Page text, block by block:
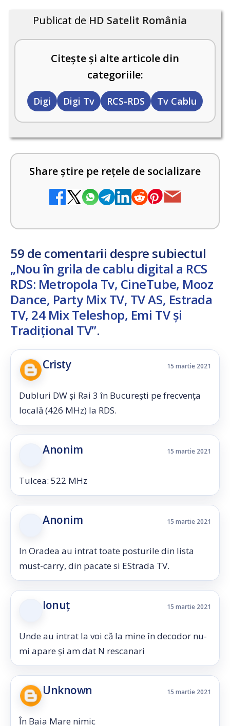
Publicat de HD Satelit România
Citește și alte articole din
categoriile:
Digi Digi Tv RCS-RDS Tv Cablu
Share știre pe rețele de socializare
59 de comentarii despre subiectul
„Nou în grila de cablu digital a RCS
RDS: Metropola Tv, CineTube, Mooz
Dance, Party Mix TV, TV AS, Estrada
TV, 24 Mix Teleshop, Emi TV şi
Tradițional TV”.
Cristy 15 martie 2021
Dubluri DW și Rai 3 în București pe frecvența
locală (426 MHz) la RDS.
Anonim 15 martie 2021
Tulcea: 522 MHz
Anonim 15 martie 2021
In Oradea au intrat toate posturile din lista
must-carry, din pacate si EStrada TV.
Ionuț 15 martie 2021
Unde au intrat la voi că la mine în decodor nu-
mi apare și am dat N rescanari
Unknown 15 martie 2021
În Baia Mare nimic